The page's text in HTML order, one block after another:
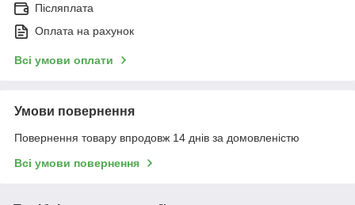
Післяплата
Оплата на рахунок
Всі умови оплати
Умови повернення
Повернення товару впродовж 14 днів за домовленістю
Всі умови повернення